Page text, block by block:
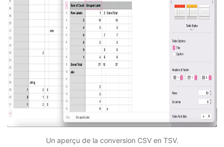
Un aperçu de la conversion CSV en TSV.